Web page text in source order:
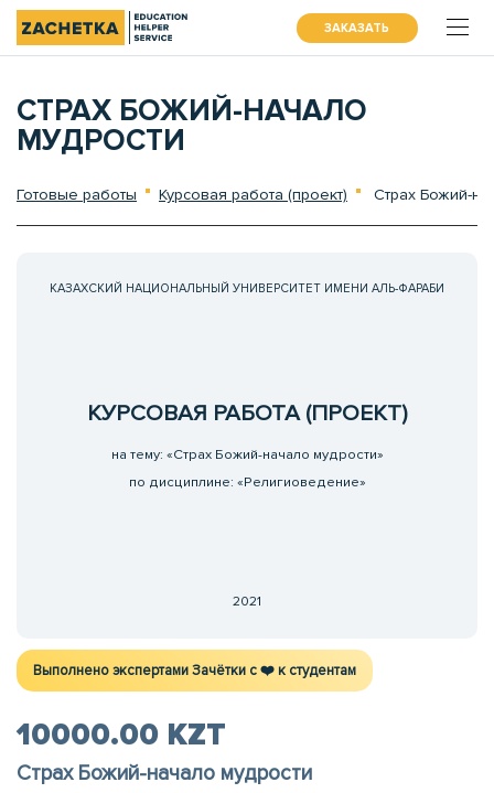
ЗАКАЗАТЬ
СТРАХ БОЖИЙ-НАЧАЛО
МУДРОСТИ
Готовые работы Курсовая работа (проект) Страх Божий-
КАЗАХСКИЙ НАЦИОНАЛЬНЫЙ УНИВЕРСИТЕТ ИМЕНИ АЛЬ-ФАРАБИ
КУРСОВАЯ РАБОТА (ПРОЕКТ)
на тему: «Страх Божий-начало мудрости»
по дисциплине: «Религиоведение»
2021
Выполнено экспертами Зачётки c ❤️ к студентам
10000.00 KZT
Страх Божий-начало мудрости